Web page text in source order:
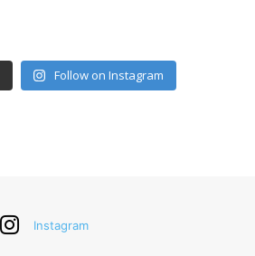
Follow on Instagram
Instagram